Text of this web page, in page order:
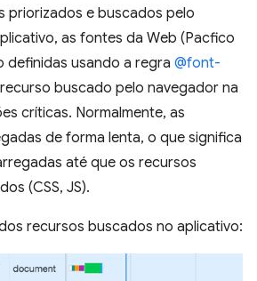
priorizados e buscados pelo
as fontes da Web (Pacfico
definidas usando a regra @font-
buscado pelo navegador na
críticas. Normalmente, as
de forma lenta, o que significa
até que os recursos
(CSS, JS).
recursos buscados no aplicativo: